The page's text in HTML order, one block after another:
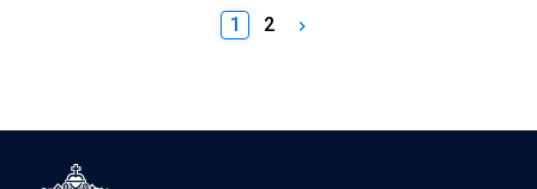
1 2 keyboard_arrow_right